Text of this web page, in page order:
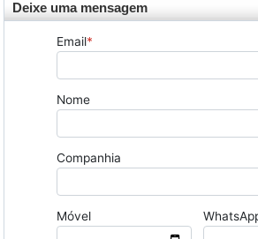
Deixe uma mensagem